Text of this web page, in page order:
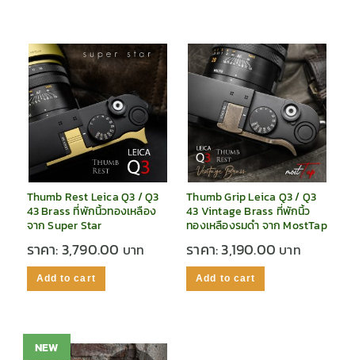
Thumb Rest Leica Q3 / Q3
43 Brass ที่พักนิ้วทองเหลือง
จาก Super Star
ราคา:3,790.00
Add to cart
Thumb Grip Leica Q3 / Q3
43 Vintage Brass ที่พักนิ้ว
ทองเหลืองรมดำ จาก MostTap
ราคา:3,190.00
Add to cart
NEW